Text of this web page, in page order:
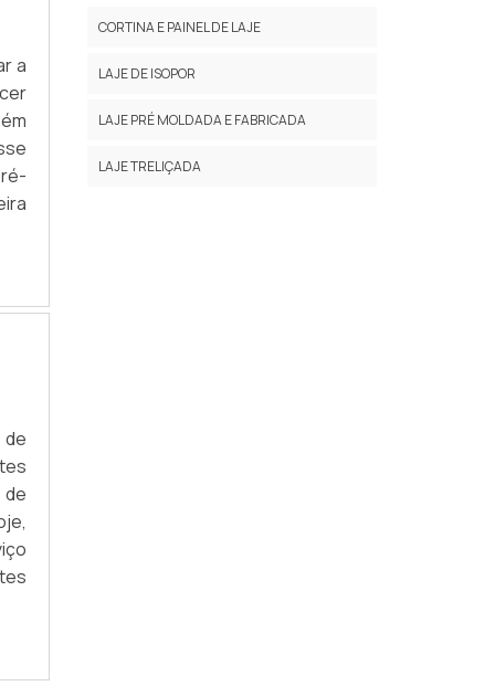
a
de
de
CORTINA E PAINEL DE LAJE
LAJE DE ISOPOR
LAJE PRÉ MOLDADA E FABRICADA
LAJE TRELIÇADA